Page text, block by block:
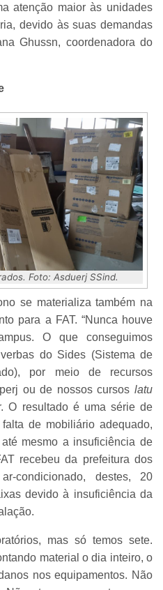
atenção maior às unidades
devido às suas demandas
Ghussn, coordenadora do
Foto: Asduerj SSind.
se materializa também na
para a FAT. “Nunca houve
O que conseguimos
do Sides (Sistema de
por meio de recursos
ou de nossos cursos latu
O resultado é uma série de
de mobiliário adequado,
mesmo a insuficiência de
recebeu da prefeitura dos
condicionado, destes, 20
devido à insuficiência da
mas só temos sete.
material o dia inteiro, o
nos equipamentos. Não